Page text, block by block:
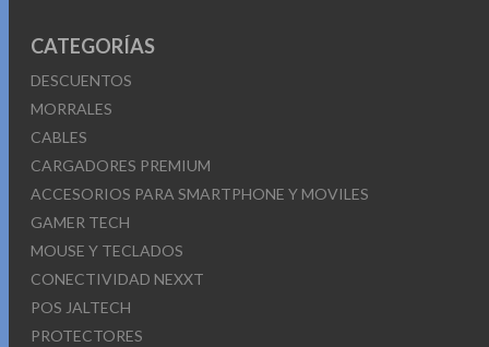
CATEGORÍAS
DESCUENTOS
MORRALES
CABLES
CARGADORES PREMIUM
ACCESORIOS PARA SMARTPHONE Y MOVILES
GAMER TECH
MOUSE Y TECLADOS
CONECTIVIDAD NEXXT
POS JALTECH
PROTECTORES